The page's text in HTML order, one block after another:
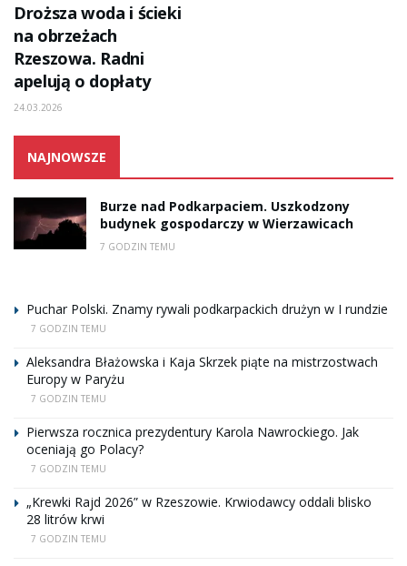
Droższa woda i ścieki
na obrzeżach
Rzeszowa. Radni
apelują o dopłaty
24.03.2026
NAJNOWSZE
Burze nad Podkarpaciem. Uszkodzony
budynek gospodarczy w Wierzawicach
7 GODZIN TEMU
Puchar Polski. Znamy rywali podkarpackich drużyn w I rundzie
7 GODZIN TEMU
Aleksandra Błażowska i Kaja Skrzek piąte na mistrzostwach
Europy w Paryżu
7 GODZIN TEMU
Pierwsza rocznica prezydentury Karola Nawrockiego. Jak
oceniają go Polacy?
7 GODZIN TEMU
„Krewki Rajd 2026” w Rzeszowie. Krwiodawcy oddali blisko
28 litrów krwi
7 GODZIN TEMU